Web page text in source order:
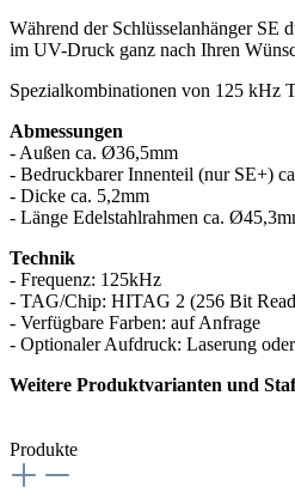
Während der Schlüsselanhänger
im UV-Druck ganz nach Ihren
Spezialkombinationen von 125 kHz
Abmessungen
- Außen ca. Ø36,5mm
- Bedruckbarer Innenteil (nur SE+)
- Dicke ca. 5,2mm
- Länge Edelstahlrahmen ca.
Technik
- Frequenz: 125kHz
- TAG/Chip: HITAG 2 (256 Bit
- Verfügbare Farben: auf Anfrage
- Optionaler Aufdruck: Laserung
Weitere Produktvarianten und
Produkte